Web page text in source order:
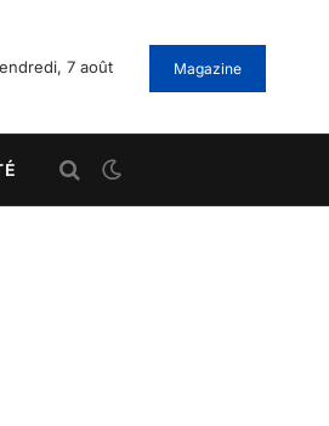
7 août Magazine